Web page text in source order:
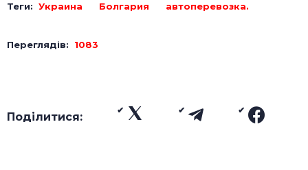
Теги: Украина Болгария автоперевозка.
Переглядів: 1083
Поділитися: